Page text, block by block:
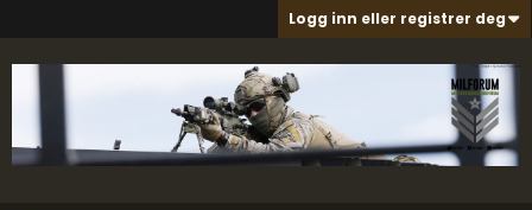
Logg inn eller registrer deg